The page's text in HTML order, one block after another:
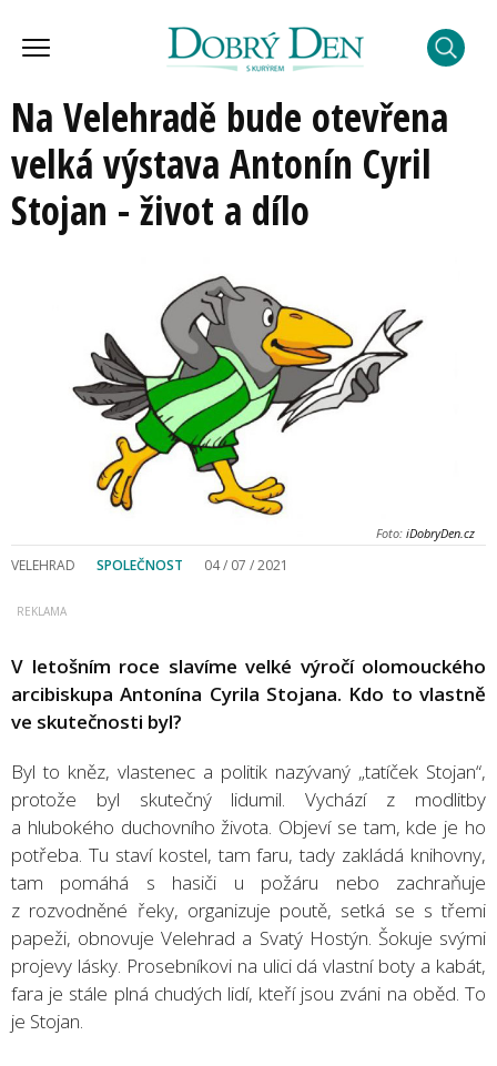
Na Velehradě bude otevřena
velká výstava Antonín Cyril
Stojan - život a dílo
Foto: iDobryDen.cz
VELEHRAD SPOLEČNOST 04 / 07 / 2021
V letošním roce slavíme velké výročí olomouckého
arcibiskupa Antonína Cyrila Stojana. Kdo to vlastně
ve skutečnosti byl?
Byl to kněz, vlastenec a politik nazývaný „tatíček Stojan“,
protože byl skutečný lidumil. Vychází z modlitby
a hlubokého duchovního života. Objeví se tam, kde je ho
potřeba. Tu staví kostel, tam faru, tady zakládá knihovny,
tam pomáhá s hasiči u požáru nebo zachraňuje
z rozvodněné řeky, organizuje poutě, setká se s třemi
papeži, obnovuje Velehrad a Svatý Hostýn. Šokuje svými
projevy lásky. Prosebníkovi na ulici dá vlastní boty a kabát,
fara je stále plná chudých lidí, kteří jsou zváni na oběd. To
je Stojan.